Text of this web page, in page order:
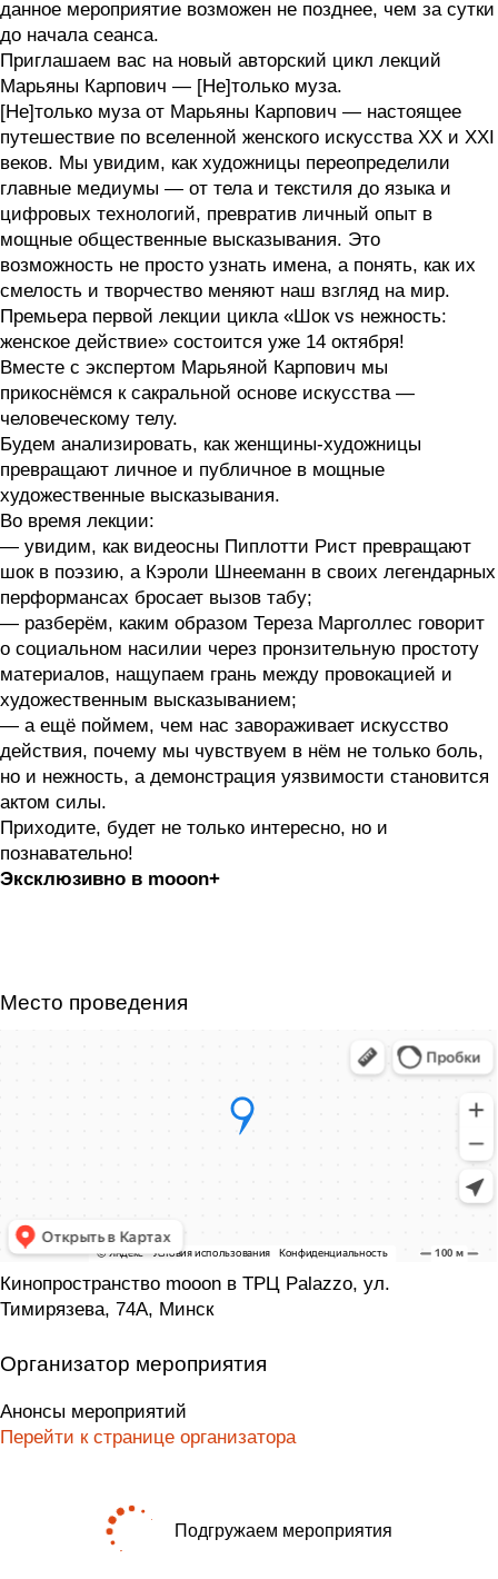
данное мероприятие возможен не позднее, чем за сутки
до начала сеанса.
Приглашаем вас на новый авторский цикл лекций
Марьяны Карпович — [Не]только муза.
[Не]только муза от Марьяны Карпович — настоящее
путешествие по вселенной женского искусства ХХ и XXI
веков. Мы увидим, как художницы переопределили
главные медиумы — от тела и текстиля до языка и
цифровых технологий, превратив личный опыт в
мощные общественные высказывания. Это
возможность не просто узнать имена, а понять, как их
смелость и творчество меняют наш взгляд на мир.
Премьера первой лекции цикла «Шок vs нежность:
женское действие» состоится уже 14 октября!
Вместе с экспертом Марьяной Карпович мы
прикоснёмся к сакральной основе искусства —
человеческому телу.
Будем анализировать, как женщины-художницы
превращают личное и публичное в мощные
художественные высказывания.
Во время лекции:
— увидим, как видеосны Пиплотти Рист превращают
шок в поэзию, а Кэроли Шнееманн в своих легендарных
перформансах бросает вызов табу;
— разберём, каким образом Тереза Марголлес говорит
о социальном насилии через пронзительную простоту
материалов, нащупаем грань между провокацией и
художественным высказыванием;
— а ещё поймем, чем нас завораживает искусство
действия, почему мы чувствуем в нём не только боль,
но и нежность, а демонстрация уязвимости становится
актом силы.
Приходите, будет не только интересно, но и
познавательно!
Эксклюзивно в mooon+
Место проведения
Кинопространство mooon в ТРЦ Palazzo, ул.
Тимирязева, 74А, Минск
Организатор мероприятия
Анонсы мероприятий
Перейти к странице организатора
Подгружаем мероприятия